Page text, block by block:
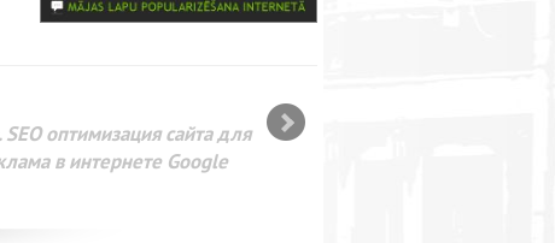
оптимизация сайта для
в интернете Google